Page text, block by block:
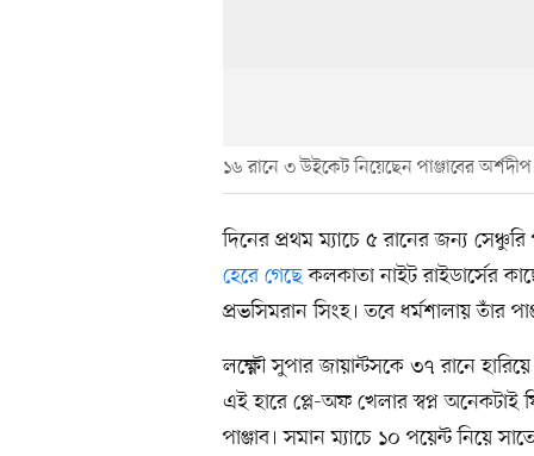
১৬ রানে ৩ উইকেট নিয়েছেন পাঞ্জাবের
দিনের প্রথম ম্যাচে ৫ রানের জন্য
হেরে গেছেকলকাতা নাইট রাইডার্সের
প্রভসিমরান সিংহ। তবে ধর্মশালায় তাঁর
লক্ষ্ণৌ সুপার জায়ান্টসকে ৩৭ রানে
এই হারে প্লে-অফ খেলার স্বপ্ন অনেকটাই
পাঞ্জাব। সমান ম্যাচে ১০ পয়েন্ট নিয়ে